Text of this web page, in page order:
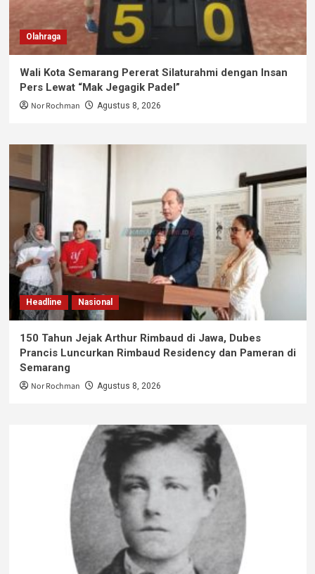
Olahraga
Wali Kota Semarang Pererat Silaturahmi dengan Insan
Pers Lewat “Mak Jegagik Padel”
Nor Rochman Agustus 8, 2026
Headline Nasional
150 Tahun Jejak Arthur Rimbaud di Jawa, Dubes
Prancis Luncurkan Rimbaud Residency dan Pameran di
Semarang
Nor Rochman Agustus 8, 2026